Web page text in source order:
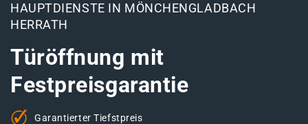
HAUPTDIENSTE IN MÖNCHENGLADBACH
HERRATH
Türöffnung mit
Festpreisgarantie
Garantierter Tiefstpreis